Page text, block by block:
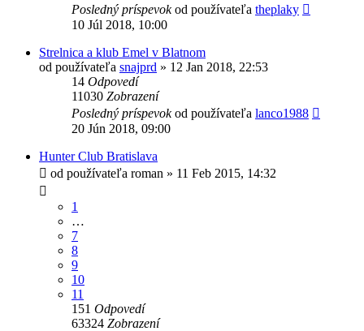
Posledný príspevokod používateľa theplaky
10 Júl 2018, 10:00
Strelnica a klub Emel v Blatnom
od používateľa snajprd » 12 Jan 2018, 22:53
14 Odpovedí
11030 Zobrazení
Posledný príspevokod používateľa lanco1988
20 Jún 2018, 09:00
Hunter Club Bratislava
od používateľa roman » 11 Feb 2015, 14:32
1
…
7
8
9
10
11
151 Odpovedí
63324 Zobrazení